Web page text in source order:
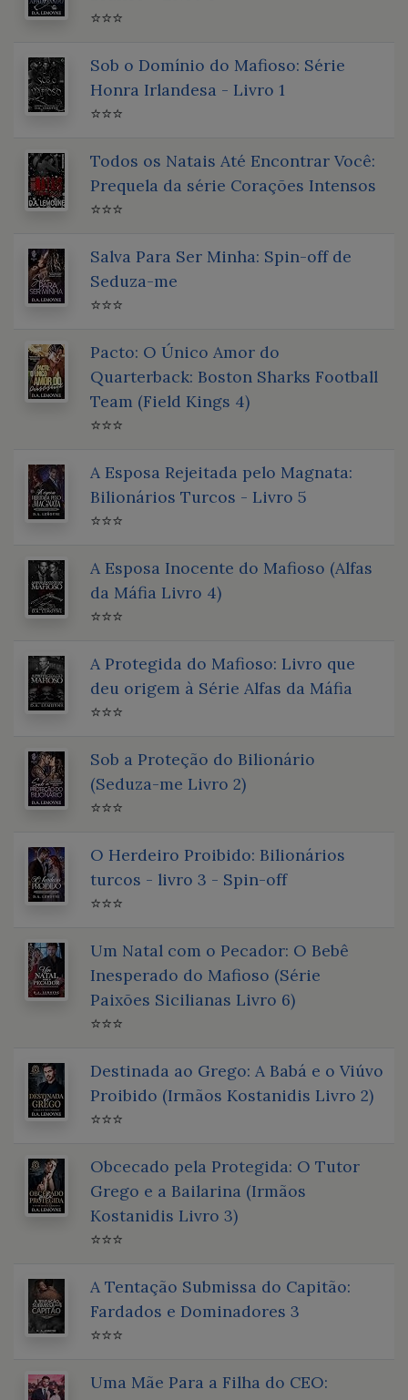
⭐⭐⭐
Sob o Domínio do Mafioso: Série
Honra Irlandesa - Livro 1
⭐⭐⭐
Todos os Natais Até Encontrar Você:
Prequela da série Corações Intensos
⭐⭐⭐
Salva Para Ser Minha: Spin-off de
Seduza-me
⭐⭐⭐
Pacto: O Único Amor do
Quarterback: Boston Sharks Football
Team (Field Kings 4)
⭐⭐⭐
A Esposa Rejeitada pelo Magnata:
Bilionários Turcos - Livro 5
⭐⭐⭐
A Esposa Inocente do Mafioso (Alfas
da Máfia Livro 4)
⭐⭐⭐
A Protegida do Mafioso: Livro que
deu origem à Série Alfas da Máfia
⭐⭐⭐
Sob a Proteção do Bilionário
(Seduza-me Livro 2)
⭐⭐⭐
O Herdeiro Proibido: Bilionários
turcos - livro 3 - Spin-off
⭐⭐⭐
Um Natal com o Pecador: O Bebê
Inesperado do Mafioso (Série
Paixões Sicilianas Livro 6)
⭐⭐⭐
Destinada ao Grego: A Babá e o Viúvo
Proibido (Irmãos Kostanidis Livro 2)
⭐⭐⭐
Obcecado pela Protegida: O Tutor
Grego e a Bailarina (Irmãos
Kostanidis Livro 3)
⭐⭐⭐
A Tentação Submissa do Capitão:
Fardados e Dominadores 3
⭐⭐⭐
Uma Mãe Para a Filha do CEO: